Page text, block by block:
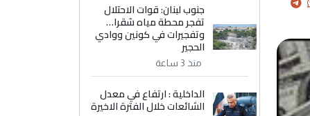
جنوب لبنان: قوات الاحتلال
تفجر محطة مياه شقرا…
وتفجيرات في كونين ووادي
الحجير
منذ 3 ساعة
الداخلية : ارتفاع في معدل
الشائعات خلال الفترة الاخيرة